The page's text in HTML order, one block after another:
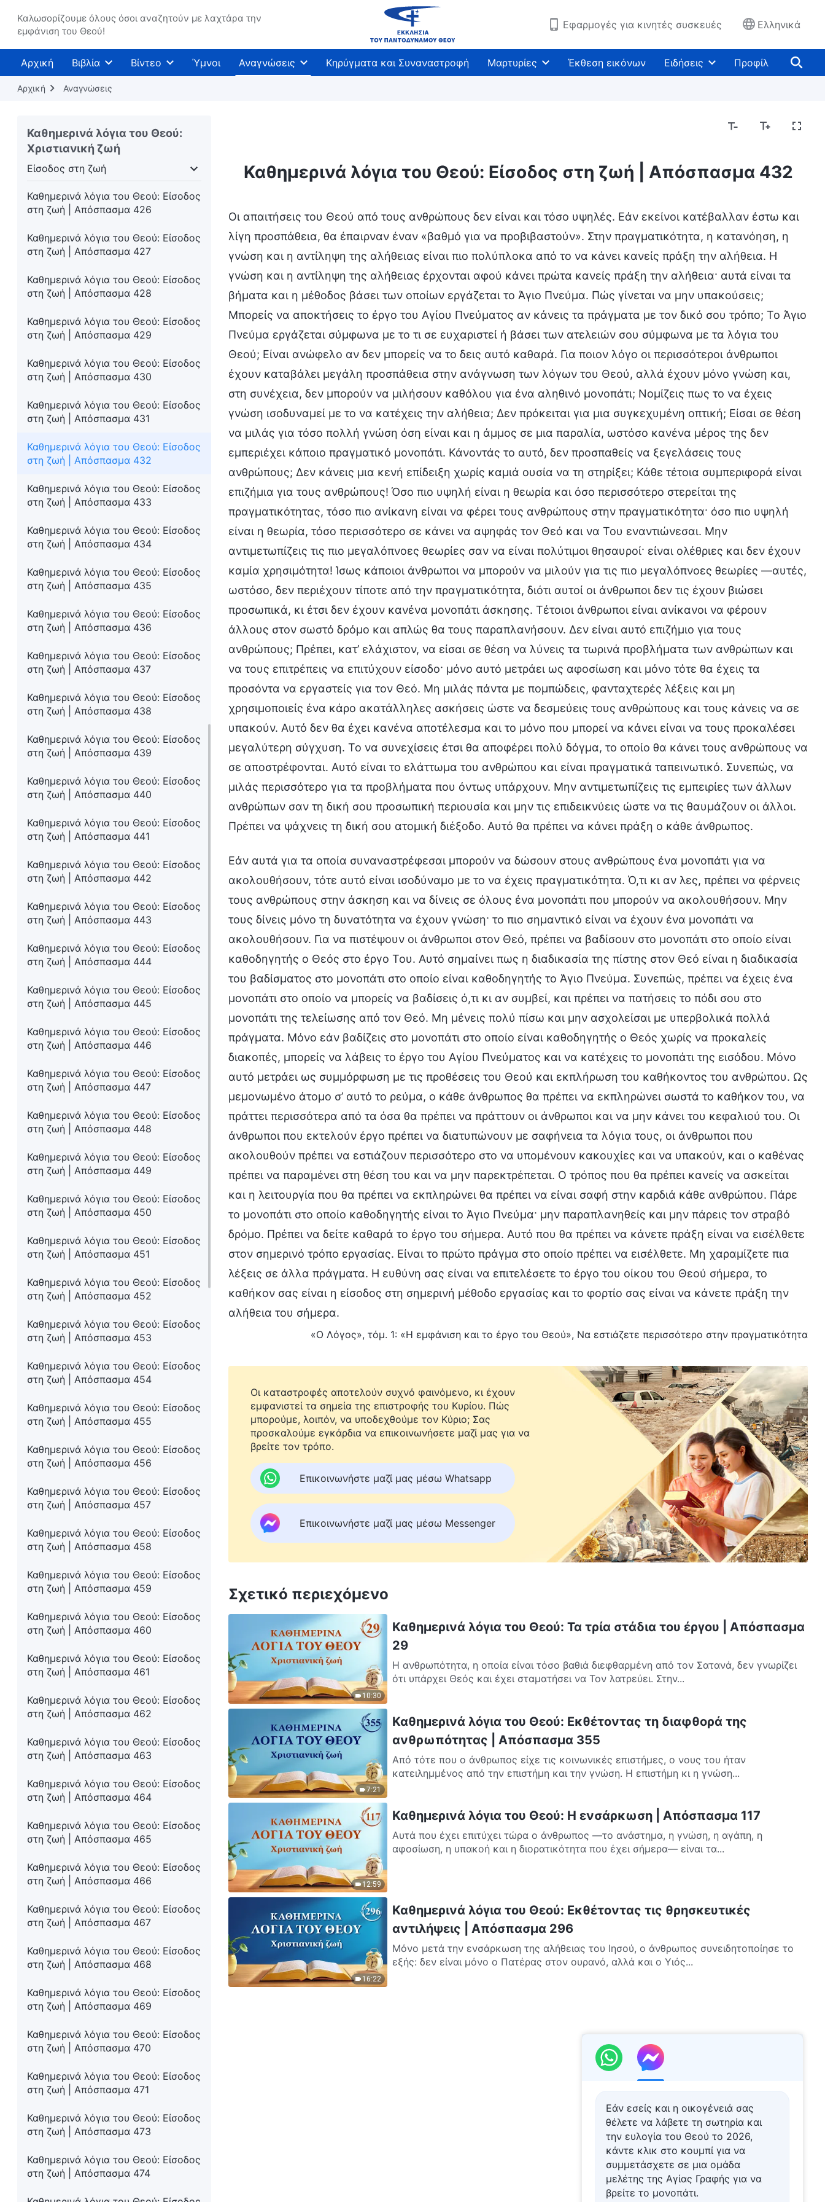
Καλωσορίζουμε όλους όσοι αναζητούν με λαχτάρα την
εμφάνιση του Θεού!
Εφαρμογές για κινητές συσκευές Ελληνικά
Αρχική Βιβλία Βίντεο Ύμνοι Αναγνώσεις Κηρύγματα και Συναναστροφή Μαρτυρίες Έκθεση εικόνων Ειδήσεις Προφίλ
Αρχική Αναγνώσεις
Καθημερινά λόγια του Θεού:
Χριστιανική ζωή
Είσοδος στη ζωή
Είσοδος στη ζωή Προορισμοί και εκβάσεις
Καθημερινά λόγια του Θεού: Είσοδος
Καθημερινά λόγια του Θεού: Είσοδος
στη ζωή | Απόσπασμα 423
στη ζωή | Απόσπασμα 424
Καθημερινά λόγια του Θεού: Είσοδος
στη ζωή | Απόσπασμα 425
Καθημερινά λόγια του Θεού: Είσοδος
στη ζωή | Απόσπασμα 426
Καθημερινά λόγια του Θεού: Είσοδος
στη ζωή | Απόσπασμα 427
Καθημερινά λόγια του Θεού: Είσοδος
στη ζωή | Απόσπασμα 428
Καθημερινά λόγια του Θεού: Είσοδος
στη ζωή | Απόσπασμα 429
Καθημερινά λόγια του Θεού: Είσοδος
στη ζωή | Απόσπασμα 430
Καθημερινά λόγια του Θεού: Είσοδος
στη ζωή | Απόσπασμα 431
Καθημερινά λόγια του Θεού: Είσοδος
στη ζωή | Απόσπασμα 432
Καθημερινά λόγια του Θεού: Είσοδος
στη ζωή | Απόσπασμα 433
Καθημερινά λόγια του Θεού: Είσοδος
στη ζωή | Απόσπασμα 434
Καθημερινά λόγια του Θεού: Είσοδος
στη ζωή | Απόσπασμα 435
Καθημερινά λόγια του Θεού: Είσοδος
στη ζωή | Απόσπασμα 436
Καθημερινά λόγια του Θεού: Είσοδος
στη ζωή | Απόσπασμα 437
Καθημερινά λόγια του Θεού: Είσοδος
στη ζωή | Απόσπασμα 438
Καθημερινά λόγια του Θεού: Είσοδος
στη ζωή | Απόσπασμα 439
Καθημερινά λόγια του Θεού: Είσοδος
στη ζωή | Απόσπασμα 440
Καθημερινά λόγια του Θεού: Είσοδος
στη ζωή | Απόσπασμα 441
Καθημερινά λόγια του Θεού: Είσοδος
στη ζωή | Απόσπασμα 442
Καθημερινά λόγια του Θεού: Είσοδος
στη ζωή | Απόσπασμα 443
Καθημερινά λόγια του Θεού: Είσοδος
στη ζωή | Απόσπασμα 444
Καθημερινά λόγια του Θεού: Είσοδος
στη ζωή | Απόσπασμα 445
Καθημερινά λόγια του Θεού: Είσοδος
στη ζωή | Απόσπασμα 446
Καθημερινά λόγια του Θεού: Είσοδος
στη ζωή | Απόσπασμα 447
Καθημερινά λόγια του Θεού: Είσοδος
στη ζωή | Απόσπασμα 448
Καθημερινά λόγια του Θεού: Είσοδος
στη ζωή | Απόσπασμα 449
Καθημερινά λόγια του Θεού: Είσοδος
στη ζωή | Απόσπασμα 450
Καθημερινά λόγια του Θεού: Είσοδος
στη ζωή | Απόσπασμα 451
Καθημερινά λόγια του Θεού: Είσοδος
στη ζωή | Απόσπασμα 452
Καθημερινά λόγια του Θεού: Είσοδος
στη ζωή | Απόσπασμα 453
Καθημερινά λόγια του Θεού: Είσοδος
στη ζωή | Απόσπασμα 454
Καθημερινά λόγια του Θεού: Είσοδος
στη ζωή | Απόσπασμα 455
Καθημερινά λόγια του Θεού: Είσοδος
στη ζωή | Απόσπασμα 456
Καθημερινά λόγια του Θεού: Είσοδος
στη ζωή | Απόσπασμα 457
Καθημερινά λόγια του Θεού: Είσοδος
στη ζωή | Απόσπασμα 458
Καθημερινά λόγια του Θεού: Είσοδος
στη ζωή | Απόσπασμα 459
Καθημερινά λόγια του Θεού: Είσοδος
στη ζωή | Απόσπασμα 460
Καθημερινά λόγια του Θεού: Είσοδος
στη ζωή | Απόσπασμα 461
Καθημερινά λόγια του Θεού: Είσοδος
στη ζωή | Απόσπασμα 462
Καθημερινά λόγια του Θεού: Είσοδος
στη ζωή | Απόσπασμα 463
Καθημερινά λόγια του Θεού: Είσοδος
στη ζωή | Απόσπασμα 464
Καθημερινά λόγια του Θεού: Είσοδος
στη ζωή | Απόσπασμα 465
Καθημερινά λόγια του Θεού: Είσοδος
στη ζωή | Απόσπασμα 466
Καθημερινά λόγια του Θεού: Είσοδος
στη ζωή | Απόσπασμα 467
Καθημερινά λόγια του Θεού: Είσοδος
στη ζωή | Απόσπασμα 468
Καθημερινά λόγια του Θεού: Είσοδος
στη ζωή | Απόσπασμα 469
Καθημερινά λόγια του Θεού: Είσοδος
στη ζωή | Απόσπασμα 470
Καθημερινά λόγια του Θεού: Είσοδος
στη ζωή | Απόσπασμα 471
Καθημερινά λόγια του Θεού: Είσοδος
στη ζωή | Απόσπασμα 473
Καθημερινά λόγια του Θεού: Είσοδος
στη ζωή | Απόσπασμα 474
Καθημερινά λόγια του Θεού: Είσοδος στη ζωή | Απόσπασμα 432
Οι απαιτήσεις του Θεού από τους ανθρώπους δεν είναι και τόσο υψηλές. Εάν εκείνοι κατέβαλλαν έστω και
λίγη προσπάθεια, θα έπαιρναν έναν «βαθμό για να προβιβαστούν». Στην πραγματικότητα, η κατανόηση, η
γνώση και η αντίληψη της αλήθειας είναι πιο πολύπλοκα από το να κάνει κανείς πράξη την αλήθεια. Η
γνώση και η αντίληψη της αλήθειας έρχονται αφού κάνει πρώτα κανείς πράξη την αλήθεια· αυτά είναι τα
βήματα και η μέθοδος βάσει των οποίων εργάζεται το Άγιο Πνεύμα. Πώς γίνεται να μην υπακούσεις;
Μπορείς να αποκτήσεις το έργο του Αγίου Πνεύματος αν κάνεις τα πράγματα με τον δικό σου τρόπο; Το Άγιο
Πνεύμα εργάζεται σύμφωνα με το τι σε ευχαριστεί ή βάσει των ατελειών σου σύμφωνα με τα λόγια του
Θεού; Είναι ανώφελο αν δεν μπορείς να το δεις αυτό καθαρά. Για ποιον λόγο οι περισσότεροι άνθρωποι
έχουν καταβάλει μεγάλη προσπάθεια στην ανάγνωση των λόγων του Θεού, αλλά έχουν μόνο γνώση και,
στη συνέχεια, δεν μπορούν να μιλήσουν καθόλου για ένα αληθινό μονοπάτι; Νομίζεις πως το να έχεις
γνώση ισοδυναμεί με το να κατέχεις την αλήθεια; Δεν πρόκειται για μια συγκεχυμένη οπτική; Είσαι σε θέση
να μιλάς για τόσο πολλή γνώση όση είναι και η άμμος σε μια παραλία, ωστόσο κανένα μέρος της δεν
εμπεριέχει κάποιο πραγματικό μονοπάτι. Κάνοντάς το αυτό, δεν προσπαθείς να ξεγελάσεις τους
ανθρώπους; Δεν κάνεις μια κενή επίδειξη χωρίς καμιά ουσία να τη στηρίξει; Κάθε τέτοια συμπεριφορά είναι
επιζήμια για τους ανθρώπους! Όσο πιο υψηλή είναι η θεωρία και όσο περισσότερο στερείται της
πραγματικότητας, τόσο πιο ανίκανη είναι να φέρει τους ανθρώπους στην πραγματικότητα· όσο πιο υψηλή
είναι η θεωρία, τόσο περισσότερο σε κάνει να αψηφάς τον Θεό και να Του εναντιώνεσαι. Μην
αντιμετωπίζεις τις πιο μεγαλόπνοες θεωρίες σαν να είναι πολύτιμοι θησαυροί· είναι ολέθριες και δεν έχουν
καμία χρησιμότητα! Ίσως κάποιοι άνθρωποι να μπορούν να μιλούν για τις πιο μεγαλόπνοες θεωρίες —αυτές,
ωστόσο, δεν περιέχουν τίποτε από την πραγματικότητα, διότι αυτοί οι άνθρωποι δεν τις έχουν βιώσει
προσωπικά, κι έτσι δεν έχουν κανένα μονοπάτι άσκησης. Τέτοιοι άνθρωποι είναι ανίκανοι να φέρουν
άλλους στον σωστό δρόμο και απλώς θα τους παραπλανήσουν. Δεν είναι αυτό επιζήμιο για τους
ανθρώπους; Πρέπει, κατ’ ελάχιστον, να είσαι σε θέση να λύνεις τα τωρινά προβλήματα των ανθρώπων και
να τους επιτρέπεις να επιτύχουν είσοδο· μόνο αυτό μετράει ως αφοσίωση και μόνο τότε θα έχεις τα
προσόντα να εργαστείς για τον Θεό. Μη μιλάς πάντα με πομπώδεις, φανταχτερές λέξεις και μη
χρησιμοποιείς ένα κάρο ακατάλληλες ασκήσεις ώστε να δεσμεύεις τους ανθρώπους και τους κάνεις να σε
υπακούν. Αυτό δεν θα έχει κανένα αποτέλεσμα και το μόνο που μπορεί να κάνει είναι να τους προκαλέσει
μεγαλύτερη σύγχυση. Το να συνεχίσεις έτσι θα αποφέρει πολύ δόγμα, το οποίο θα κάνει τους ανθρώπους να
σε αποστρέφονται. Αυτό είναι το ελάττωμα του ανθρώπου και είναι πραγματικά ταπεινωτικό. Συνεπώς, να
μιλάς περισσότερο για τα προβλήματα που όντως υπάρχουν. Μην αντιμετωπίζεις τις εμπειρίες των άλλων
ανθρώπων σαν τη δική σου προσωπική περιουσία και μην τις επιδεικνύεις ώστε να τις θαυμάζουν οι άλλοι.
Πρέπει να ψάχνεις τη δική σου ατομική διέξοδο. Αυτό θα πρέπει να κάνει πράξη ο κάθε άνθρωπος.
Εάν αυτά για τα οποία συναναστρέφεσαι μπορούν να δώσουν στους ανθρώπους ένα μονοπάτι για να
ακολουθήσουν, τότε αυτό είναι ισοδύναμο με το να έχεις πραγματικότητα. Ό,τι κι αν λες, πρέπει να φέρνεις
τους ανθρώπους στην άσκηση και να δίνεις σε όλους ένα μονοπάτι που μπορούν να ακολουθήσουν. Μην
τους δίνεις μόνο τη δυνατότητα να έχουν γνώση· το πιο σημαντικό είναι να έχουν ένα μονοπάτι να
ακολουθήσουν. Για να πιστέψουν οι άνθρωποι στον Θεό, πρέπει να βαδίσουν στο μονοπάτι στο οποίο είναι
καθοδηγητής ο Θεός στο έργο Του. Αυτό σημαίνει πως η διαδικασία της πίστης στον Θεό είναι η διαδικασία
του βαδίσματος στο μονοπάτι στο οποίο είναι καθοδηγητής το Άγιο Πνεύμα. Συνεπώς, πρέπει να έχεις ένα
μονοπάτι στο οποίο να μπορείς να βαδίσεις ό,τι κι αν συμβεί, και πρέπει να πατήσεις το πόδι σου στο
μονοπάτι της τελείωσης από τον Θεό. Μη μένεις πολύ πίσω και μην ασχολείσαι με υπερβολικά πολλά
πράγματα. Μόνο εάν βαδίζεις στο μονοπάτι στο οποίο είναι καθοδηγητής ο Θεός χωρίς να προκαλείς
διακοπές, μπορείς να λάβεις το έργο του Αγίου Πνεύματος και να κατέχεις το μονοπάτι της εισόδου. Μόνο
αυτό μετράει ως συμμόρφωση με τις προθέσεις του Θεού και εκπλήρωση του καθήκοντος του ανθρώπου. Ως
μεμονωμένο άτομο σ’ αυτό το ρεύμα, ο κάθε άνθρωπος θα πρέπει να εκπληρώνει σωστά το καθήκον του, να
πράττει περισσότερα από τα όσα θα πρέπει να πράττουν οι άνθρωποι και να μην κάνει του κεφαλιού του. Οι
άνθρωποι που εκτελούν έργο πρέπει να διατυπώνουν με σαφήνεια τα λόγια τους, οι άνθρωποι που
ακολουθούν πρέπει να εστιάζουν περισσότερο στο να υπομένουν κακουχίες και να υπακούν, και ο καθένας
πρέπει να παραμένει στη θέση του και να μην παρεκτρέπεται. Ο τρόπος που θα πρέπει κανείς να ασκείται
και η λειτουργία που θα πρέπει να εκπληρώνει θα πρέπει να είναι σαφή στην καρδιά κάθε ανθρώπου. Πάρε
το μονοπάτι στο οποίο καθοδηγητής είναι το Άγιο Πνεύμα· μην παραπλανηθείς και μην πάρεις τον στραβό
δρόμο. Πρέπει να δείτε καθαρά το έργο του σήμερα. Αυτό που θα πρέπει να κάνετε πράξη είναι να εισέλθετε
στον σημερινό τρόπο εργασίας. Είναι το πρώτο πράγμα στο οποίο πρέπει να εισέλθετε. Μη χαραμίζετε πια
λέξεις σε άλλα πράγματα. Η ευθύνη σας είναι να επιτελέσετε το έργο του οίκου του Θεού σήμερα, το
καθήκον σας είναι η είσοδος στη σημερινή μέθοδο εργασίας και το φορτίο σας είναι να κάνετε πράξη την
αλήθεια του σήμερα.
«Ο Λόγος», τόμ. 1: «Η εμφάνιση και το έργο του Θεού», Να εστιάζετε περισσότερο στην πραγματικότητα
Οι καταστροφές αποτελούν συχνό φαινόμενο, κι έχουν
εμφανιστεί τα σημεία της επιστροφής του Κυρίου. Πώς
μπορούμε, λοιπόν, να υποδεχθούμε τον Κύριο; Σας
προσκαλούμε εγκάρδια να επικοινωνήσετε μαζί μας για να
βρείτε τον τρόπο.
Επικοινωνήστε μαζί μας μέσω Whatsapp
Επικοινωνήστε μαζί μας μέσω Messenger
Σχετικό περιεχόμενο
10:30
Καθημερινά λόγια του Θεού: Τα τρία στάδια του έργου | Απόσπασμα
29
Η ανθρωπότητα, η οποία είναι τόσο βαθιά διεφθαρμένη από τον Σατανά, δεν γνωρίζει
ότι υπάρχει Θεός και έχει σταματήσει να Τον λατρεύει. Στην...
7:21
Καθημερινά λόγια του Θεού: Εκθέτοντας τη διαφθορά της
ανθρωπότητας | Απόσπασμα 355
Από τότε που ο άνθρωπος είχε τις κοινωνικές επιστήμες, ο νους του ήταν
κατειλημμένος από την επιστήμη και την γνώση. Η επιστήμη κι η γνώση...
12:59
Καθημερινά λόγια του Θεού: Η ενσάρκωση | Απόσπασμα 117
Αυτά που έχει επιτύχει τώρα ο άνθρωπος —το ανάστημα, η γνώση, η αγάπη, η
αφοσίωση, η υπακοή και η διορατικότητα που έχει σήμερα— είναι τα...
16:22
Καθημερινά λόγια του Θεού: Εκθέτοντας τις θρησκευτικές
αντιλήψεις | Απόσπασμα 296
Μόνο μετά την ενσάρκωση της αλήθειας του Ιησού, ο άνθρωπος συνειδητοποίησε το
εξής: δεν είναι μόνο ο Πατέρας στον ουρανό, αλλά και ο Υιός...
Εάν εσείς και η οικογένειά σας
θέλετε να λάβετε τη σωτηρία και
την ευλογία του Θεού το 2026,
κάντε κλικ στο κουμπί για να
συμμετάσχετε σε μια ομάδα
μελέτης της Αγίας Γραφής για να
βρείτε το μονοπάτι.